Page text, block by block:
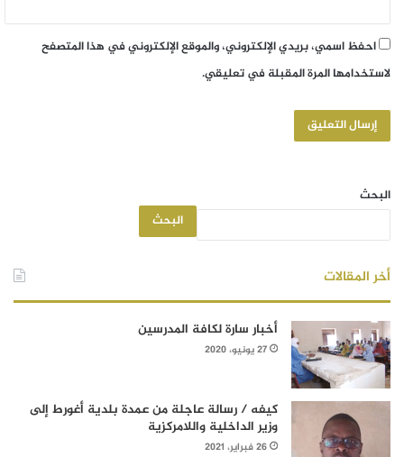
احفظ اسمي، بريدي الإلكتروني، والموقع الإلكتروني في هذا المتصفح
لاستخدامها المرة المقبلة في تعليقي.
البحث
البحث
أخر المقالات
أخبار سارة لكافة المدرسين
27 يونيو، 2020
كيفه / رسالة عاجلة من عمدة بلدية أغورط إلى
وزير الداخلية واللامركزية
26 فبراير، 2021